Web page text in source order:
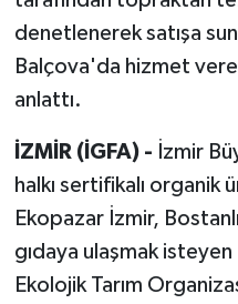
denetlenerek satışa
Balçova'da hizmet
anlattı.
İZMİR (İGFA) - İzmir
halkı sertifikalı organik
Ekopazar İzmir,
gıdaya ulaşmak isteyen
Ekolojik Tarım